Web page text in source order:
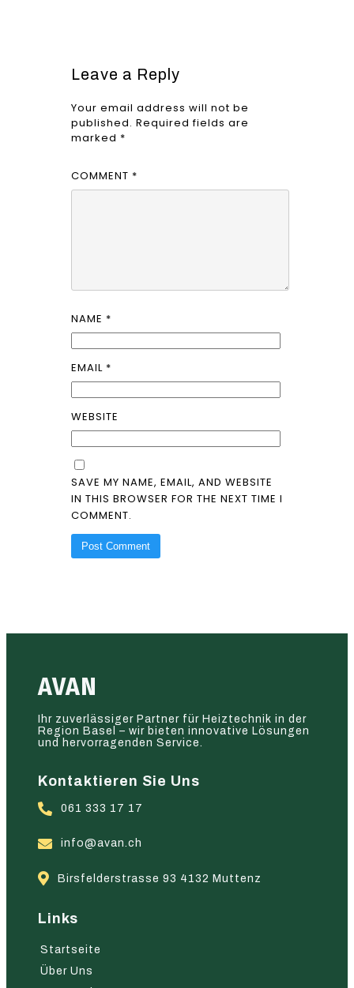
Leave a Reply
Your email address will not be
published. Required fields are
marked *
COMMENT *
NAME *
EMAIL *
WEBSITE
SAVE MY NAME, EMAIL, AND WEBSITE
IN THIS BROWSER FOR THE NEXT TIME I
COMMENT.
AVAN
Ihr zuverlässiger Partner für Heiztechnik in der
Region Basel – wir bieten innovative Lösungen
und hervorragenden Service.
Kontaktieren Sie Uns
061 333 17 17
info@avan.ch
Birsfelderstrasse 93 4132 Muttenz
Links
Startseite
Über Uns